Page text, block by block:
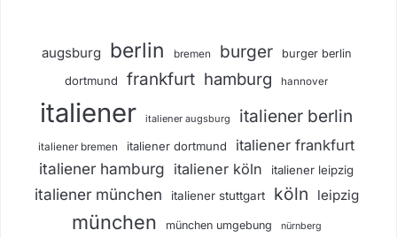
augsburg berlin bremen burger burger berlin
dortmund frankfurt hamburg hannover
italiener italiener augsburg italiener berlin
italiener bremen italiener dortmund italiener frankfurt
italiener hamburg italiener köln italiener leipzig
italiener münchen italiener stuttgart köln leipzig
münchen münchen umgebung nürnberg